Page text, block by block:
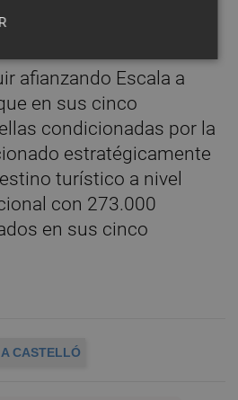
entre otras.
afianzando Escala a
en sus cinco
condicionadas por la
estratégicamente
turístico a nivel
con 273.000
en sus cinco
CASTELLÓ